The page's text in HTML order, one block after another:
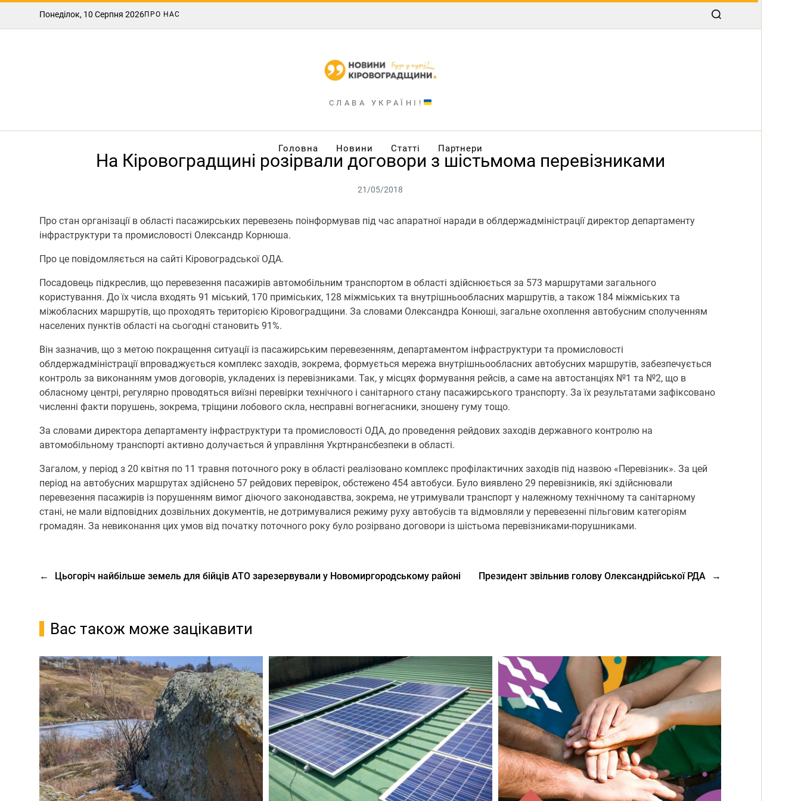
Понеділок, 10 Серпня 2026ПРО НАС
СЛАВА УКРАЇНІ!
Головна Новини Статті Партнери
На Кіровоградщині розірвали договори з шістьмома перевізниками
21/05/2018
Про стан організації в області пасажирських перевезень поінформував під час апаратної наради в облдержадміністрації директор департаменту
інфраструктури та промисловості Олександр Корнюша.
Про це повідомляється на сайті Кіровоградської ОДА.
Посадовець підкреслив, що перевезення пасажирів автомобільним транспортом в області здійснюється за 573 маршрутами загального
користування. До їх числа входять 91 міський, 170 приміських, 128 міжміських та внутрішньообласних маршрутів, а також 184 міжміських та
міжобласних маршрутів, що проходять територією Кіровоградщини. За словами Олександра Конюші, загальне охоплення автобусним сполученням
населених пунктів області на сьогодні становить 91%.
Він зазначив, що з метою покращення ситуації із пасажирським перевезенням, департаментом інфраструктури та промисловості
облдержадміністрації впроваджується комплекс заходів, зокрема, формується мережа внутрішньообласних автобусних маршрутів, забезпечується
контроль за виконанням умов договорів, укладених із перевізниками. Так, у місцях формування рейсів, а саме на автостанціях №1 та №2, що в
обласному центрі, регулярно проводяться виїзні перевірки технічного і санітарного стану пасажирського транспорту. За їх результатами зафіксовано
численні факти порушень, зокрема, тріщини лобового скла, несправні вогнегасники, зношену гуму тощо.
За словами директора департаменту інфраструктури та промисловості ОДА, до проведення рейдових заходів державного контролю на
автомобільному транспорті активно долучається й управління Укртнрансбезпеки в області.
Загалом, у період з 20 квітня по 11 травня поточного року в області реалізовано комплекс профілактичних заходів під назвою «Перевізник». За цей
період на автобусних маршрутах здійснено 57 рейдових перевірок, обстежено 454 автобуси. Було виявлено 29 перевізників, які здійснювали
перевезення пасажирів із порушенням вимог діючого законодавства, зокрема, не утримували транспорт у належному технічному та санітарному
стані, не мали відповідних дозвільних документів, не дотримувалися режиму руху автобусів та відмовляли у перевезенні пільговим категоріям
громадян. За невиконання цих умов від початку поточного року було розірвано договори із шістьома перевізниками-порушниками.
← Цьогоріч найбільше земель для бійців АТО зарезервували у Новомиргородському районі →
Президент звільнив голову Олександрійської РДА
Вас також може зацікавити